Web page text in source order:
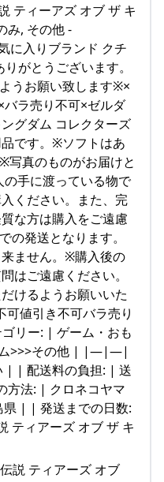
ティーアズ オブ ザ キ
み, その他 -
に入りブランド クチ
がとうございます。
うお願い致します※×
ラ売り不可×ゼルダ
グダム コレクターズ
です。※ソフトはあ
写真のものがお届けと
手に渡っている物で
ください。また、完
な方は購入をご遠慮
の発送となります。
ません。※購入後の
はご遠慮ください。
けるようお願いいた
可値引き不可バラ売り
リー: | ゲーム・おも
ム>>>その他 | |—|—|
| | 配送料の負担: | 送
方法: | クロネコヤマ
| | 発送までの日数:
ティアーズ オブ ザ キ